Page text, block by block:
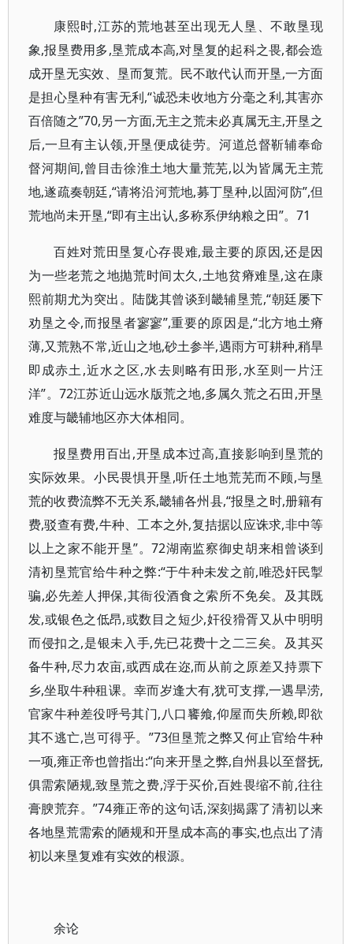
康熙时,江苏的荒地甚至出现无人垦、不敢垦现
象,报垦费用多,垦荒成本高,对垦复的起科之畏,都会造
成开垦无实效、垦而复荒。民不敢代认而开垦,一方面
是担心垦种有害无利,“诚恐未收地方分毫之利,其害亦
百倍随之”70,另一方面,无主之荒未必真属无主,开垦之
后,一旦有主认领,开垦便成徒劳。河道总督靳辅奉命
督河期间,曾目击徐淮土地大量荒芜,以为皆属无主荒
地,遂疏奏朝廷,“请将沿河荒地,募丁垦种,以固河防”,但
荒地尚未开垦,“即有主出认,多称系伊纳粮之田”。71
百姓对荒田垦复心存畏难,最主要的原因,还是因
为一些老荒之地抛荒时间太久,土地贫瘠难垦,这在康
熙前期尤为突出。陆陇其曾谈到畿辅垦荒,“朝廷屡下
劝垦之令,而报垦者寥寥”,重要的原因是,“北方地土瘠
薄,又荒熟不常,近山之地,砂土参半,遇雨方可耕种,稍旱
即成赤土,近水之区,水去则略有田形,水至则一片汪
洋”。72江苏近山远水版荒之地,多属久荒之石田,开垦
难度与畿辅地区亦大体相同。
报垦费用百出,开垦成本过高,直接影响到垦荒的
实际效果。小民畏惧开垦,听任土地荒芜而不顾,与垦
荒的收费流弊不无关系,畿辅各州县,“报垦之时,册籍有
费,驳查有费,牛种、工本之外,复拮据以应诛求,非中等
以上之家不能开垦”。72湖南监察御史胡来相曾谈到
清初垦荒官给牛种之弊:“于牛种未发之前,唯恐奸民掣
骗,必先差人押保,其衙役酒食之索所不免矣。及其既
发,或银色之低昂,或数目之短少,奸役猾胥又从中明明
而侵扣之,是银未入手,先已花费十之二三矣。及其买
备牛种,尽力农亩,或西成在迩,而从前之原差又持票下
乡,坐取牛种租课。幸而岁逢大有,犹可支撑,一遇旱涝,
官家牛种差役呼号其门,八口饔飨,仰屋而失所赖,即欲
其不逃亡,岂可得乎。”73但垦荒之弊又何止官给牛种
一项,雍正帝也曾指出:“向来开垦之弊,自州县以至督抚,
俱需索陋规,致垦荒之费,浮于买价,百姓畏缩不前,往往
膏腴荒弃。”74雍正帝的这句话,深刻揭露了清初以来
各地垦荒需索的陋规和开垦成本高的事实,也点出了清
初以来垦复难有实效的根源。
余论